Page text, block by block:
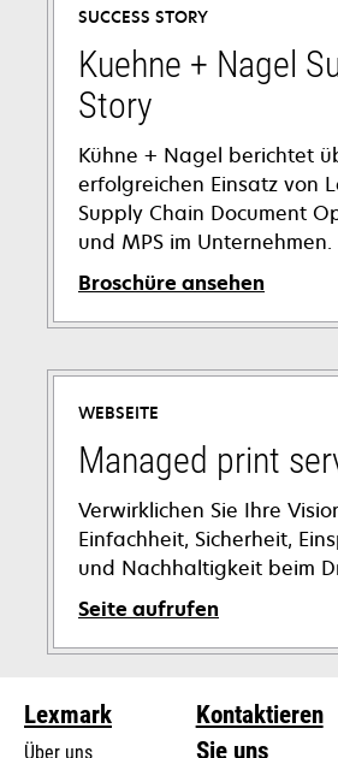
SUCCESS STORY
Kuehne + Nagel
Story
Kühne + Nagel berichtet
erfolgreichen Einsatz von
Supply Chain Document
und MPS im Unternehmen.
Broschüre ansehen
wird
in
neuen
Registerkarte
geöffnet
WEBSEITE
Managed print
Verwirklichen Sie Ihre
Einfachheit, Sicherheit,
und Nachhaltigkeit beim
Seite aufrufen
Lexmark
Über uns
Kontaktieren
Sie uns